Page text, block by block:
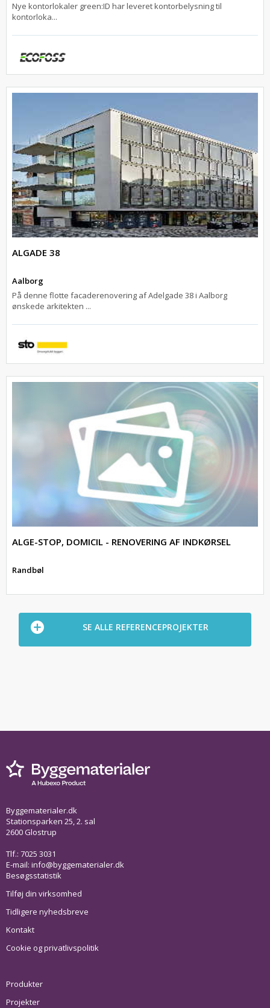
Nye kontorlokaler green:ID har leveret kontorbelysning til
kontorloka...
ALGADE 38
Aalborg
På denne flotte facaderenovering af Adelgade 38 i Aalborg
ønskede arkitekten ...
ALGE-STOP, DOMICIL - RENOVERING AF INDKØRSEL
Randbøl
SE ALLE REFERENCEPROJEKTER
Byggematerialer.dk
Stationsparken 25, 2. sal
2600 Glostrup
Tlf.: 7025 3031
E-mail: info@byggematerialer.dk
Besøgsstatistik
Tilføj din virksomhed
Tidligere nyhedsbreve
Kontakt
Cookie og privatlivspolitik
Produkter
Projekter